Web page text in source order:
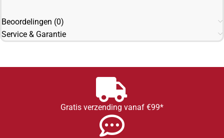
Beoordelingen (0)
Service & Garantie
Gratis verzending vanaf €99*